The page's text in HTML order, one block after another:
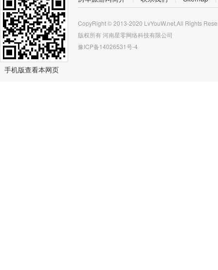
手机版查看本网页
CopyRight © 2013-2020 LvYouW.net,All Rights
版权所有河南星零网络科技有限公司
豫ICP备14026531号-4